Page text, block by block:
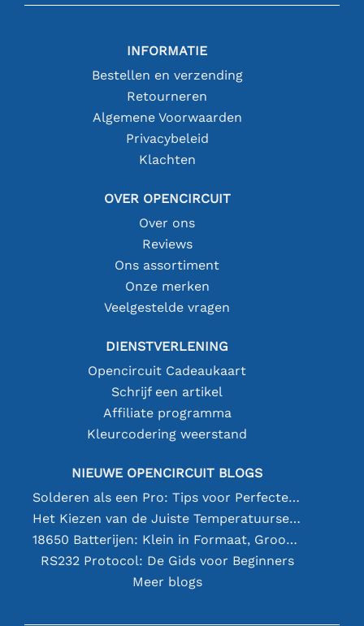
INFORMATIE
Bestellen en verzending
Retourneren
Algemene Voorwaarden
Privacybeleid
Klachten
OVER OPENCIRCUIT
Over ons
Reviews
Ons assortiment
Onze merken
Veelgestelde vragen
DIENSTVERLENING
Opencircuit Cadeaukaart
Schrijf een artikel
Affiliate programma
Kleurcodering weerstand
NIEUWE OPENCIRCUIT BLOGS
Solderen als een Pro: Tips voor Perfecte Elektronische Verbindingen
Het Kiezen van de Juiste Temperatuursensor [youtube]
18650 Batterijen: Klein in Formaat, Groot in Prestatie
RS232 Protocol: De Gids voor Beginners
Meer blogs